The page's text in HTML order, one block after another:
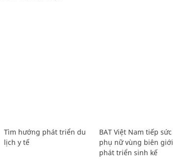
Tìm hướng phát triển du
lịch y tế
BAT Việt Nam tiếp sức
phụ nữ vùng biên giới
phát triển sinh kế